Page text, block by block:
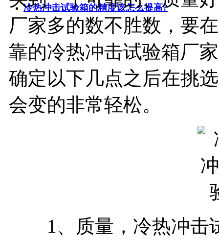
冷热冲击试验箱的精度该怎么提高?
厂家多的数不胜数，要
靠的冷热冲击试验箱厂
确定以下几点之后在挑
会变的非常轻松。
1、质量，冷热冲击